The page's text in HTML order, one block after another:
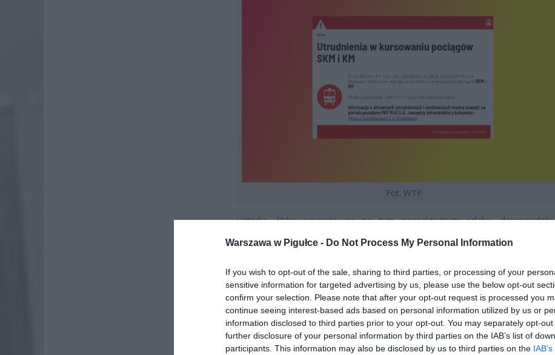
Warszawa w Pigułce - Do Not Process My Personal Information
If you wish to opt-out of the sale, sharing to third parties, or processing of your
sensitive information for targeted advertising by us, please use the below opt-out
confirm your selection. Please note that after your opt-out request is processed you
continue seeing interest-based ads based on personal information utilized by us or
information disclosed to third parties prior to your opt-out. You may separately opt-
further disclosure of your personal information by third parties on the IAB’s list of
participants. This information may also be disclosed by us to third parties on the
Fot. WTP
Usterka, która pojawiła się na tym newralgicznym szlaku,
pociągów. Pasażerowie muszą liczyć się z wydłużonym czasem podróży